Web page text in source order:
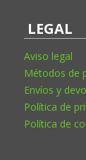
LEGAL
Aviso legal
Métodos de
Envíos y
Política de
Política de